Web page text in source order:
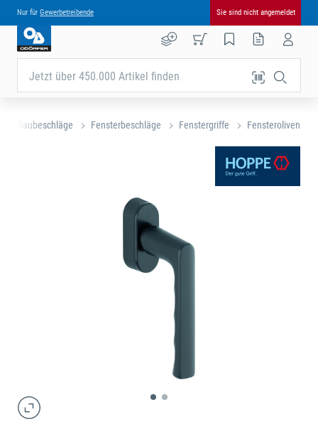
Nur für Gewerbetreibende Sie sind nicht angemeldet
Jetzt über 450.000 Artikel finden
Baubeschläge Fensterbeschläge Fenstergriffe Fensteroliven